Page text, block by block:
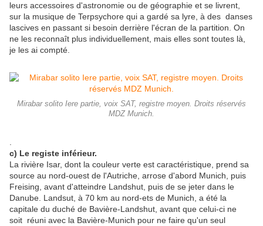
leurs accessoires d'astronomie ou de géographie et se livrent,
sur la musique de Terpsychore qui a gardé sa lyre, à des danses
lascives en passant si besoin derrière l'écran de la partition. On
ne les reconnaît plus individuellement, mais elles sont toutes là,
je les ai compté.
Mirabar solito Iere partie, voix SAT, registre moyen. Droits réservés
MDZ Munich.
c) Le registe inférieur.
La rivière Isar, dont la couleur verte est caractéristique, prend sa
source au nord-ouest de l'Autriche, arrose d'abord Munich, puis
Freising, avant d'atteindre Landshut, puis de se jeter dans le
Danube. Landsut, à 70 km au nord-ets de Munich, a été la
capitale du duché de Bavière-Landshut, avant que celui-ci ne
soit réuni avec la Bavière-Munich pour ne faire qu'un seul